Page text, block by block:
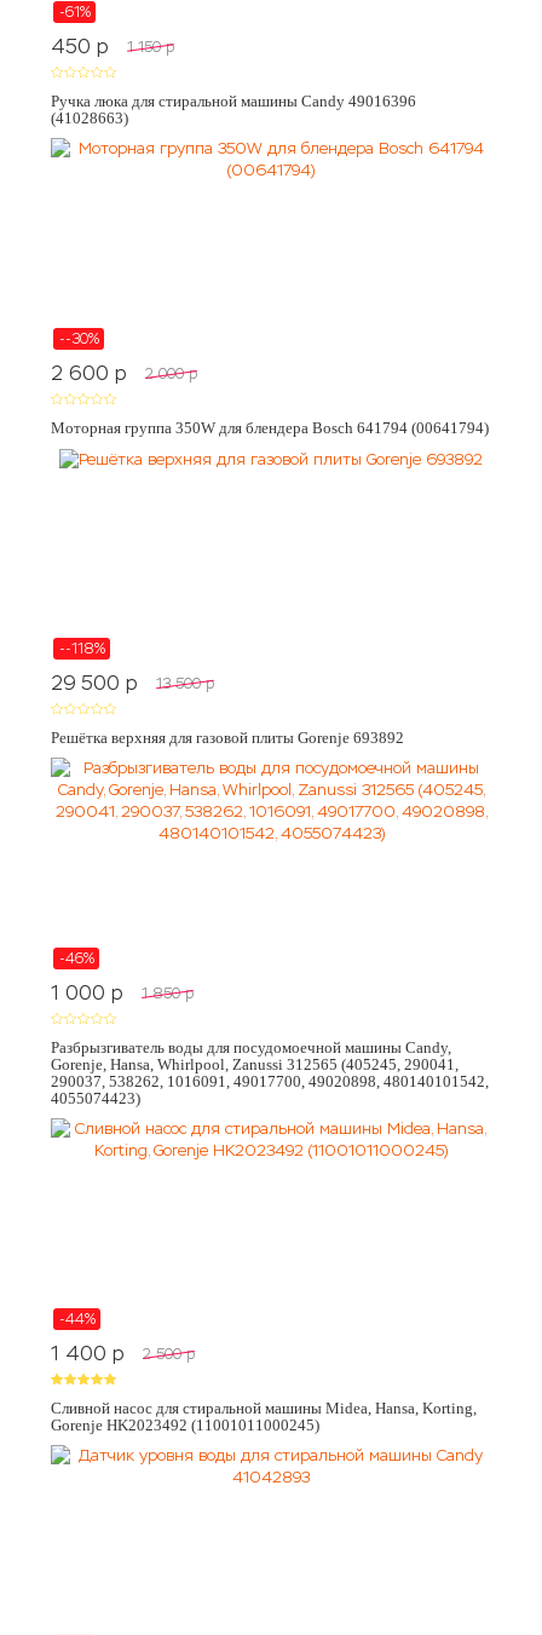
-61%
450 p 1 150 p
Ручка люка для стиральной машины Candy 49016396
(41028663)
--30%
2 600 p 2 000 p
Моторная группа 350W для блендера Bosch 641794 (00641794)
--118%
29 500 p 13 500 p
Решётка верхняя для газовой плиты Gorenje 693892
-46%
1 000 p 1 850 p
Разбрызгиватель воды для посудомоечной машины Candy,
Gorenje, Hansa, Whirlpool, Zanussi 312565 (405245, 290041,
290037, 538262, 1016091, 49017700, 49020898, 480140101542,
4055074423)
-44%
1 400 p 2 500 p
Сливной насос для стиральной машины Midea, Hansa, Korting,
Gorenje HK2023492 (11001011000245)